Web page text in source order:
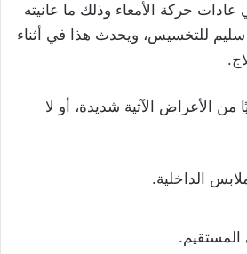
حركة الأمعاء وذلك ما عانيته
للتخسيس، ويحدث هذا في أثناء
من الأعراض الآتية شديدة، أو لا
الداخلية.
المستقيم.